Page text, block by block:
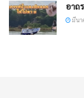
อาถ
มีนา